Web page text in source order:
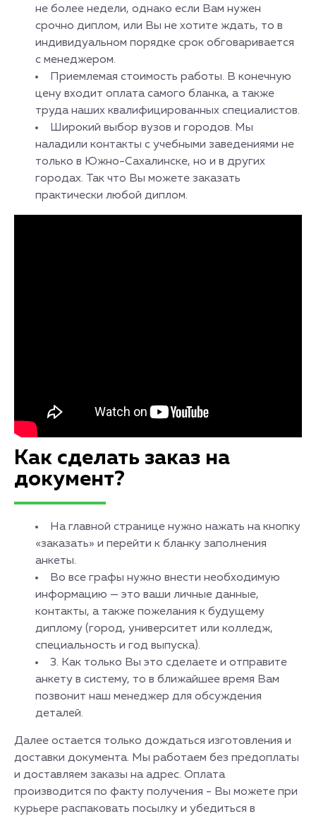
не более недели, однако если Вам нужен
срочно диплом, или Вы не хотите ждать, то в
индивидуальном порядке срок обговаривается
с менеджером.
Приемлемая стоимость работы. В конечную
цену входит оплата самого бланка, а также
труда наших квалифицированных специалистов.
Широкий выбор вузов и городов. Мы
наладили контакты с учебными заведениями не
только в Южно-Сахалинске, но и в других
городах. Так что Вы можете заказать
практически любой диплом.
Как сделать заказ на
документ?
На главной странице нужно нажать на кнопку
«заказать» и перейти к бланку заполнения
анкеты.
Во все графы нужно внести необходимую
информацию — это ваши личные данные,
контакты, а также пожелания к будущему
диплому (город, университет или колледж,
специальность и год выпуска).
3. Как только Вы это сделаете и отправите
анкету в систему, то в ближайшее время Вам
позвонит наш менеджер для обсуждения
деталей.
Далее остается только дождаться изготовления и
доставки документа. Мы работаем без предоплаты
и доставляем заказы на адрес. Оплата
производится по факту получения - Вы можете при
курьере распаковать посылку и убедиться в